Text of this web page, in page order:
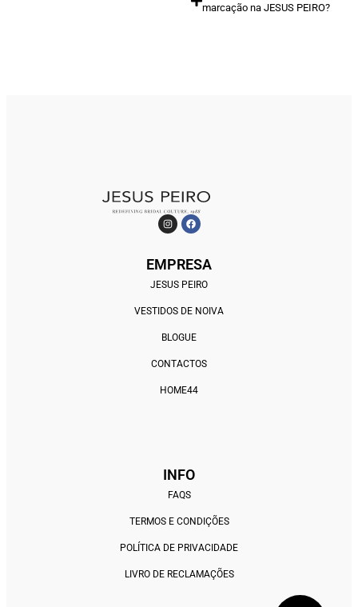
marcação na JESUS PEIRO?
EMPRESA
JESUS PEIRO
VESTIDOS DE NOIVA
BLOGUE
CONTACTOS
HOME44
INFO
FAQS
TERMOS E CONDIÇÕES
POLÍTICA DE PRIVACIDADE
LIVRO DE RECLAMAÇÕES